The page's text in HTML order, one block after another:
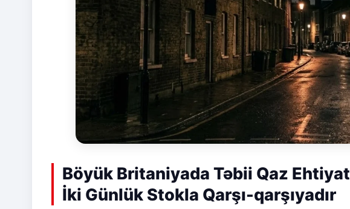
Böyük Britaniyada Təbii Qaz
İki Günlük Stokla Qarşı-qarşıyadır